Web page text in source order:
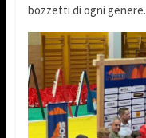
bozzetti di ogni genere.